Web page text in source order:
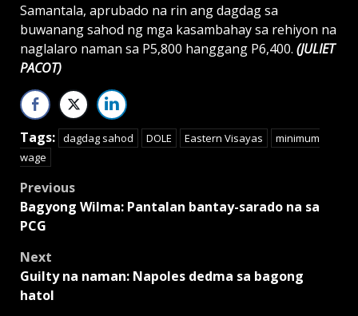
Samantala, aprubado na rin ang dagdag sa
buwanang sahod ng mga kasambahay sa rehiyon na
naglalaro naman sa P5,800 hanggang P6,400. (JULIET
PACOT)
Tags: dagdag sahod DOLE Eastern Visayas
minimum
wage
Post
navigation
Previous
Bagyong Wilma: Pantalan bantay-sarado na sa
PCG
Next
Guilty na naman: Napoles dedma sa bagong
hatol